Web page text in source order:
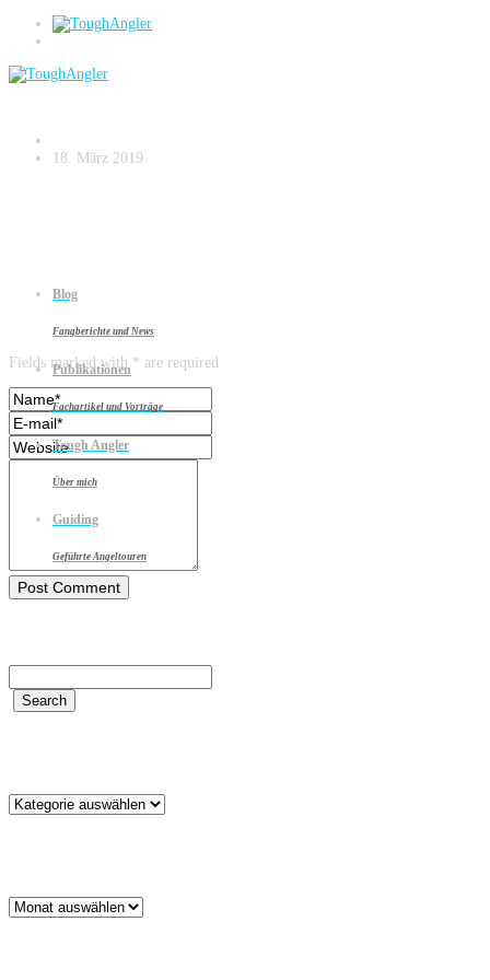
Blog
Fangberichte und News
Publikationen
Fachartikel und Vorträge
Tough Angler
Über mich
Guiding
Geführte Angeltouren
WhatsApp Image 2019-03-17 at 17.28.09
18. März 2019
Leave a reply
Fields marked with * are required
Kategorien
Archiv